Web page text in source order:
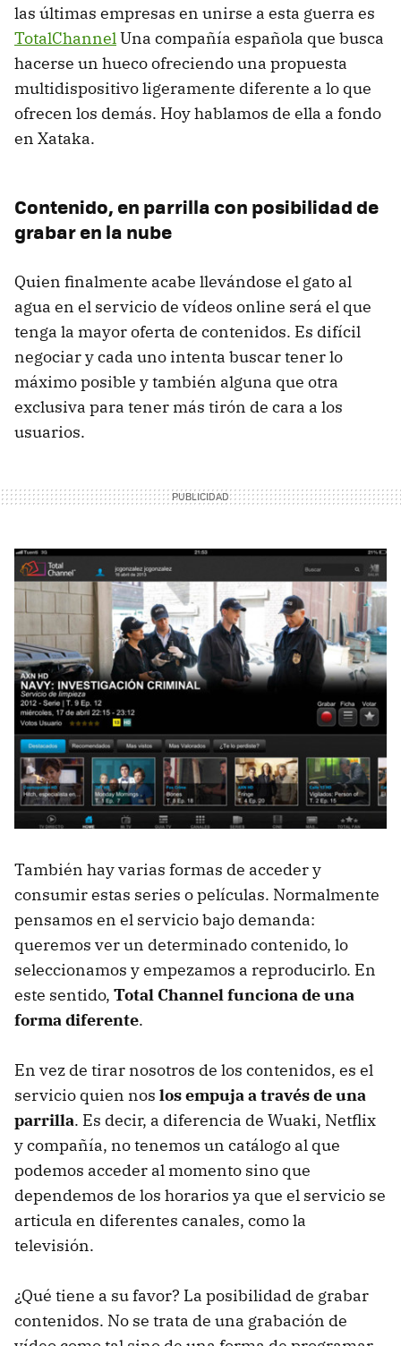
las últimas empresas en unirse a esta guerra es
TotalChannelUna compañía española que busca
hacerse un hueco ofreciendo una propuesta
multidispositivo ligeramente diferente a lo que
ofrecen los demás. Hoy hablamos de ella a fondo
en Xataka.
Contenido, en parrilla con posibilidad de
grabar en la nube
Quien finalmente acabe llevándose el gato al
agua en el servicio de vídeos online será el que
tenga la mayor oferta de contenidos. Es difícil
negociar y cada uno intenta buscar tener lo
máximo posible y también alguna que otra
exclusiva para tener más tirón de cara a los
usuarios.
También hay varias formas de acceder y
consumir estas series o películas. Normalmente
pensamos en el servicio bajo demanda:
queremos ver un determinado contenido, lo
seleccionamos y empezamos a reproducirlo. En
este sentido, Total Channel funciona de una
forma diferente.
En vez de tirar nosotros de los contenidos, es el
servicio quien nos los empuja a través de una
parrilla. Es decir, a diferencia de Wuaki, Netflix
y compañía, no tenemos un catálogo al que
podemos acceder al momento sino que
dependemos de los horarios ya que el servicio se
articula en diferentes canales, como la
televisión.
¿Qué tiene a su favor? La posibilidad de grabar
contenidos. No se trata de una grabación de